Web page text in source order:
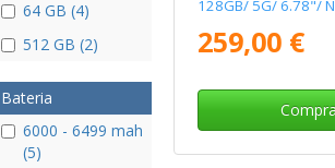
64 GB (4)
512 GB (2)
Bateria
6000 - 6499 mah
(5)
128GB/ 5G/ 6.78"/
259,00 €